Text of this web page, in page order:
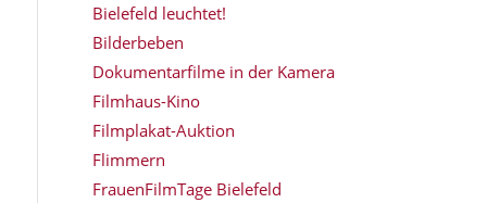
Bielefeld leuchtet!
Bilderbeben
Dokumentarfilme in der Kamera
Filmhaus-Kino
Filmplakat-Auktion
Flimmern
FrauenFilmTage Bielefeld